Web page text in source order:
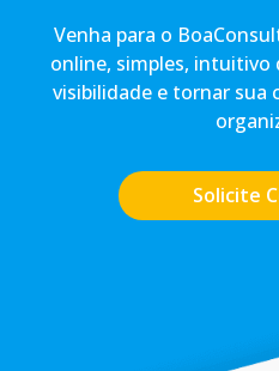
Venha para o
online, simples, intuitivo
visibilidade e tornar sua
Solicite